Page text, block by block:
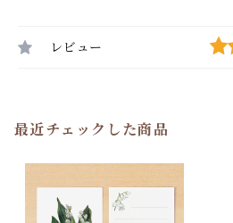
レビュー
最近チェックした商品